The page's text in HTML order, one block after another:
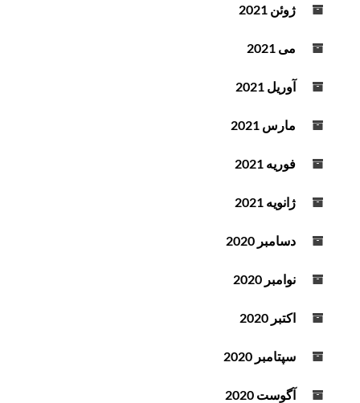
ژوئن 2021
می 2021
آوریل 2021
مارس 2021
فوریه 2021
ژانویه 2021
دسامبر 2020
نوامبر 2020
اکتبر 2020
سپتامبر 2020
آگوست 2020